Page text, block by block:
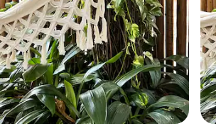
sur la base de 238 commentaires : 4,89